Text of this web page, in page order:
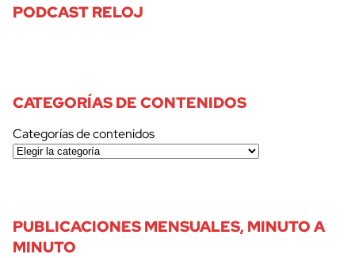
PODCAST RELOJ
CATEGORÍAS DE CONTENIDOS
Categorías de contenidos
PUBLICACIONES MENSUALES, MINUTO A
MINUTO